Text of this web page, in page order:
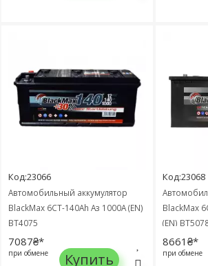
Код:23066
Автомобильный аккумулятор
BlackMax 6СТ-140Ah Аз 1000A (EN)
BТ4075
7087₴*
при обмене Купить
Код:23068
BlackMax
(EN)
8661₴*
при обмене